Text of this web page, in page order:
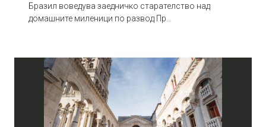
Бразил воведува заедничко старателство над
домашните миленици по развод Пр…